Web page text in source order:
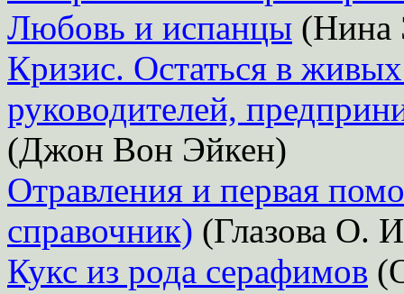
Любовь и испанцы (Нина
Кризис. Остаться в
руководителей,
(Джон Вон Эйкен)
Отравления и первая
справочник) (Глазова О.
Кукс из рода серафимов